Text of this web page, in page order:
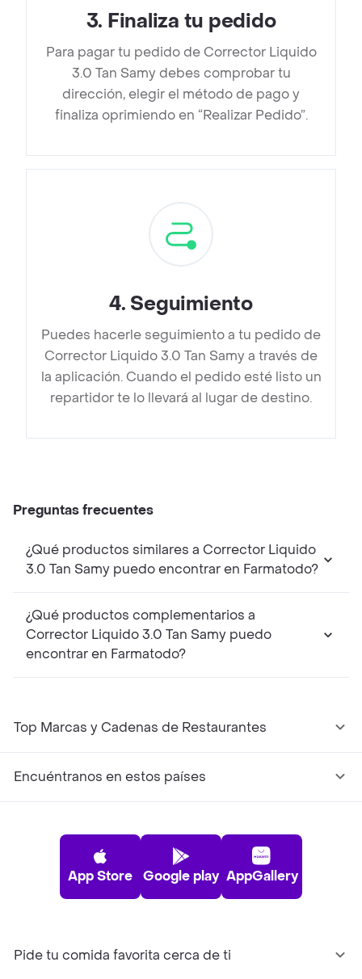
3. Finaliza tu pedido
Para pagar tu pedido de Corrector Liquido
3.0 Tan Samy debes comprobar tu
dirección, elegir el método de pago y
finaliza oprimiendo en “Realizar Pedido”.
4. Seguimiento
Puedes hacerle seguimiento a tu pedido de
Corrector Liquido 3.0 Tan Samy a través de
la aplicación. Cuando el pedido esté listo un
repartidor te lo llevará al lugar de destino.
Preguntas frecuentes
¿Qué productos similares a Corrector Liquido
3.0 Tan Samy puedo encontrar en Farmatodo?
¿Qué productos complementarios a
Corrector Liquido 3.0 Tan Samy puedo
encontrar en Farmatodo?
Top Marcas y Cadenas de Restaurantes
Encuéntranos en estos países
App Store Google play AppGallery
Pide tu comida favorita cerca de ti